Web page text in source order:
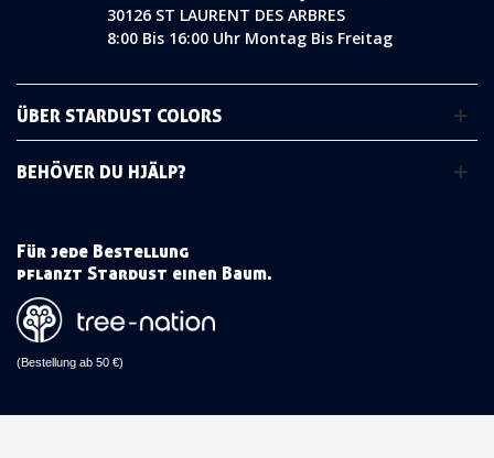
30126 ST LAURENT DES ARBRES
8:00 Bis 16:00 Uhr Montag Bis Freitag
ÜBER STARDUST COLORS
BEHÖVER DU HJÄLP?
Für jede Bestellung
pflanzt Stardust einen Baum.
(Bestellung ab 50 €)